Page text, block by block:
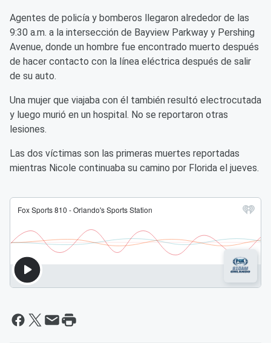
Agentes de policía y bomberos llegaron alrededor de las
9:30 a.m. a la intersección de Bayview Parkway y Pershing
Avenue, donde un hombre fue encontrado muerto después
de hacer contacto con la línea eléctrica después de salir
de su auto.
Una mujer que viajaba con él también resultó electrocutada
y luego murió en un hospital. No se reportaron otras
lesiones.
Las dos víctimas son las primeras muertes reportadas
mientras Nicole continuaba su camino por Florida el jueves.